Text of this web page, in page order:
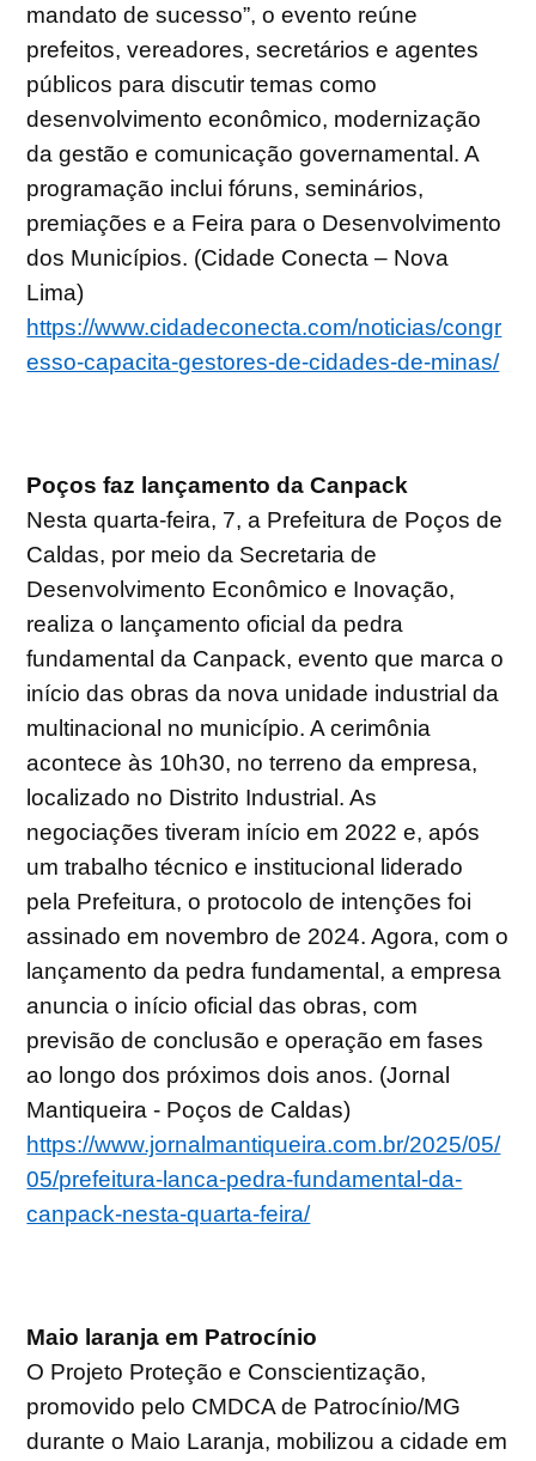
mandato de sucesso”, o evento reúne
prefeitos, vereadores, secretários e agentes
públicos para discutir temas como
desenvolvimento econômico, modernização
da gestão e comunicação governamental. A
programação inclui fóruns, seminários,
premiações e a Feira para o Desenvolvimento
dos Municípios. (Cidade Conecta – Nova
Lima)
https://www.cidadeconecta.com/noticias/congr
esso-capacita-gestores-de-cidades-de-minas/
Poços faz lançamento da Canpack
Nesta quarta-feira, 7, a Prefeitura de Poços de
Caldas, por meio da Secretaria de
Desenvolvimento Econômico e Inovação,
realiza o lançamento oficial da pedra
fundamental da Canpack, evento que marca o
início das obras da nova unidade industrial da
multinacional no município. A cerimônia
acontece às 10h30, no terreno da empresa,
localizado no Distrito Industrial. As
negociações tiveram início em 2022 e, após
um trabalho técnico e institucional liderado
pela Prefeitura, o protocolo de intenções foi
assinado em novembro de 2024. Agora, com o
lançamento da pedra fundamental, a empresa
anuncia o início oficial das obras, com
previsão de conclusão e operação em fases
ao longo dos próximos dois anos. (Jornal
Mantiqueira - Poços de Caldas)
https://www.jornalmantiqueira.com.br/2025/05/
05/prefeitura-lanca-pedra-fundamental-da-
canpack-nesta-quarta-feira/
Maio laranja em Patrocínio
O Projeto Proteção e Conscientização,
promovido pelo CMDCA de Patrocínio/MG
durante o Maio Laranja, mobilizou a cidade em